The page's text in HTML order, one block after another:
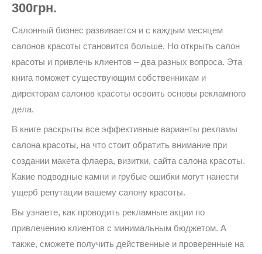
300грн.
Салонный бизнес развивается и с каждым месяцем
салонов красоты становится больше. Но открыть салон
красоты и привлечь клиентов – два разных вопроса. Эта
книга поможет существующим собственникам и
директорам салонов красоты освоить основы рекламного
дела.
В книге раскрыты все эффективные варианты рекламы
салона красоты, на что стоит обратить внимание при
создании макета флаера, визитки, сайта салона красоты.
Какие подводные камни и грубые ошибки могут нанести
ущерб репутации вашему салону красоты.
Вы узнаете, как проводить рекламные акции по
привлечению клиентов с минимальным бюджетом. А
также, сможете получить действенные и проверенные на